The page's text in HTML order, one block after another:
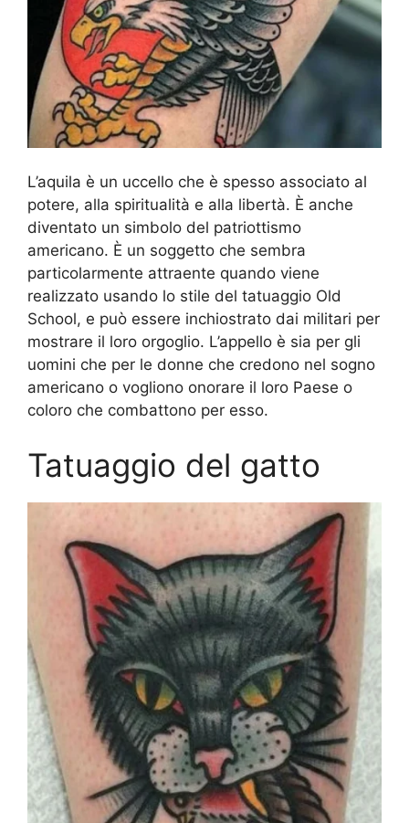
L’aquila è un uccello che è spesso associato al
potere, alla spiritualità e alla libertà. È anche
diventato un simbolo del patriottismo
americano. È un soggetto che sembra
particolarmente attraente quando viene
realizzato usando lo stile del tatuaggio Old
School, e può essere inchiostrato dai militari per
mostrare il loro orgoglio. L’appello è sia per gli
uomini che per le donne che credono nel sogno
americano o vogliono onorare il loro Paese o
coloro che combattono per esso.
Tatuaggio del gatto